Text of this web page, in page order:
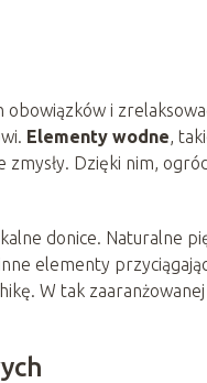
i
Elementy wodne ,
zmysły. Dzięki nim,
donice. Naturalne
elementy
W tak